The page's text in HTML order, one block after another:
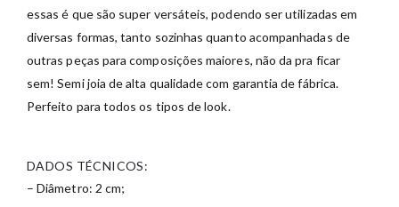
essas é que são super versáteis, podendo ser utilizadas em
diversas formas, tanto sozinhas quanto acompanhadas de
outras peças para composições maiores, não da pra ficar
sem! Semi joia de alta qualidade com garantia de fábrica.
Perfeito para todos os tipos de look.
DADOS TÉCNICOS:
– Diâmetro: 2 cm;